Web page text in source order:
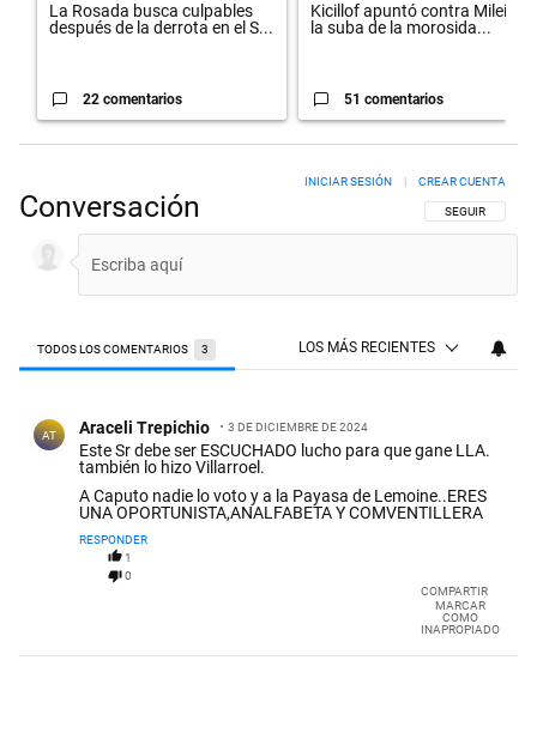
La Rosada busca culpables
después de la derrota en el S...
22 comentarios
Kicillof apuntó contra Milei por
la suba de la morosida...
51 comentarios
Conversación SIGA ESTA
SEGUIR
INICIAR SESIÓN CREAR CUENTA
TODOS LOS COMENTARIOS 3 LOS MÁS RECIENTES
AT Araceli Trepichio 3 DE DICIEMBRE DE 2024
Este Sr debe ser ESCUCHADO lucho para que gane LLA.
también lo hizo Villarroel.
A Caputo nadie lo voto y a la Payasa de Lemoine..ERES
UNA OPORTUNISTA,ANALFABETA Y COMVENTILLERA
RESPONDER
1
0
COMPARTIR
MARCAR
COMO
INAPROPIADO